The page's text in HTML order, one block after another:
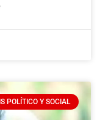
POLÍTICO Y SOCIAL